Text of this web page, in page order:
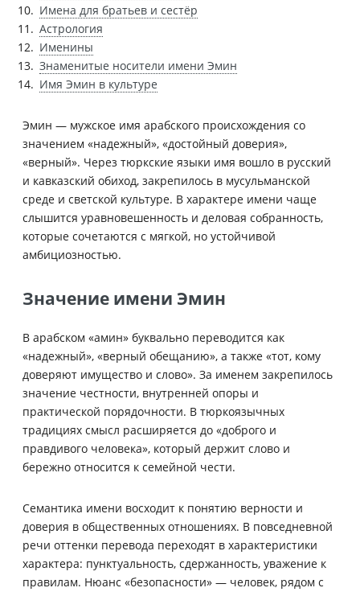
Имена для братьев и сестёр
Астрология
Именины
Знаменитые носители имени Эмин
Имя Эмин в культуре
Эмин — мужское имя арабского происхождения со
значением «надежный», «достойный доверия»,
«верный». Через тюркские языки имя вошло в русский
и кавказский обиход, закрепилось в мусульманской
среде и светской культуре. В характере имени чаще
слышится уравновешенность и деловая собранность,
которые сочетаются с мягкой, но устойчивой
амбициозностью.
Значение имени Эмин
В арабском «амин» буквально переводится как
«надежный», «верный обещанию», а также «тот, кому
доверяют имущество и слово». За именем закрепилось
значение честности, внутренней опоры и
практической порядочности. В тюркоязычных
традициях смысл расширяется до «доброго и
правдивого человека», который держит слово и
бережно относится к семейной чести.
Семантика имени восходит к понятию верности и
доверия в общественных отношениях. В повседневной
речи оттенки перевода переходят в характеристики
характера: пунктуальность, сдержанность, уважение к
правилам. Нюанс «безопасности» — человек, рядом с